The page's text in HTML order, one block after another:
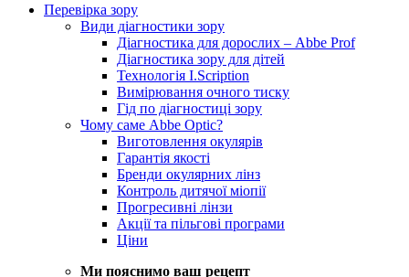
Перевірка зору
Види діагностики зору
Діагностика для дорослих – Abbe Prof
Діагностика зору для дітей
Технологія I.Scription
Вимірювання очного тиску
Гід по діагностиці зору
Чому саме Abbe Optic?
Виготовлення окулярів
Гарантія якості
Бренди окулярних лінз
Контроль дитячої міопії
Прогресивні лінзи
Акції та пільгові програми
Ціни
Ми пояснимо ваш рецепт